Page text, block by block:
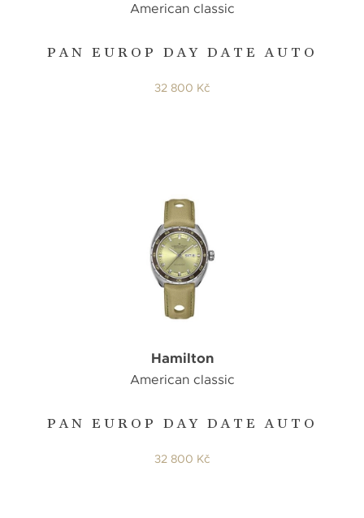
PAN EUROP DAY DATE AUTO
American classic
32 800 Kč
PAN EUROP DAY DATE AUTO
Hamilton
American classic
32 800 Kč